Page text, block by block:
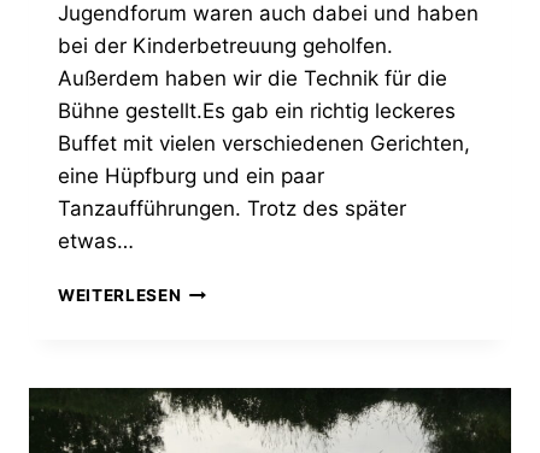
Jugendforum waren auch dabei und haben
bei der Kinderbetreuung geholfen.
Außerdem haben wir die Technik für die
Bühne gestellt.Es gab ein richtig leckeres
Buffet mit vielen verschiedenen Gerichten,
eine Hüpfburg und ein paar
Tanzaufführungen. Trotz des später
etwas…
WEITERLESENINTERNATIONALES
–
RÜCKBLICK